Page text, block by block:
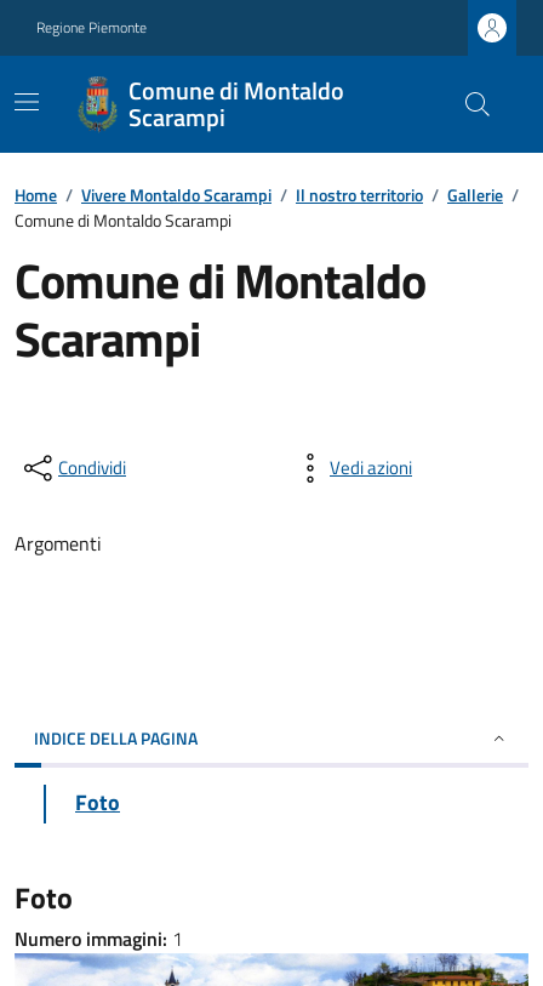
Regione Piemonte
Comune di Montaldo
Scarampi
Home / Vivere Montaldo Scarampi / Il nostro territorio / Gallerie /
Comune di Montaldo Scarampi
Comune di Montaldo
Scarampi
Condividi Vedi azioni
Argomenti
INDICE DELLA PAGINA
Foto
Foto
Numero immagini: 1